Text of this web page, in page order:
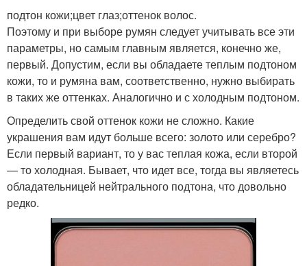
подтон кожи;цвет глаз;оттенок волос.
Поэтому и при выборе румян следует учитывать все эти
параметры, но самым главным является, конечно же,
первый. Допустим, если вы обладаете теплым подтоном
кожи, то и румяна вам, соответственно, нужно выбирать
в таких же оттенках. Аналогично и с холодным подтоном.
Определить свой оттенок кожи не сложно. Какие
украшения вам идут больше всего: золото или серебро?
Если первый вариант, то у вас теплая кожа, если второй
— то холодная. Бывает, что идет все, тогда вы являетесь
обладательницей нейтрального подтона, что довольно
редко.